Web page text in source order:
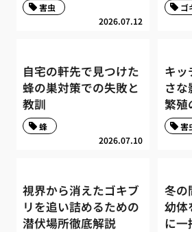
2026.07.12
害虫 ゴ
自宅の軒先で見つけた
蜂の巣対策での失敗と
教訓
2026.07.10
蜂
キッ
さ
繁殖
害
視界から消えたゴキブ
リを追い詰めるための
潜伏場所徹底解説
冬の
幼体
に一